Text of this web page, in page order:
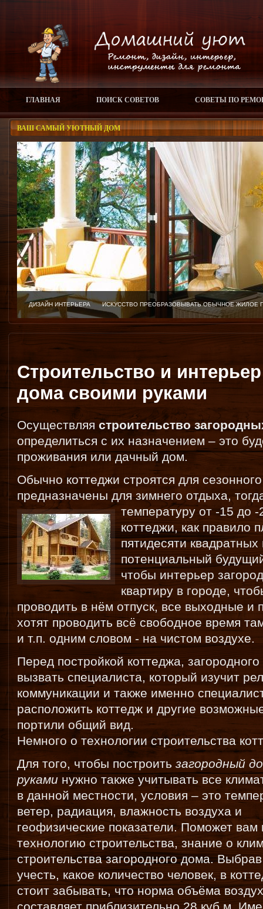
ГЛАВНАЯ ПОИСК СОВЕТОВ СОВЕТЫ ПО
ВАШ САМЫЙ УЮТНЫЙ ДОМ
ДИЗАЙН ИНТЕРЬЕРА ИСКУССТВО ПРЕОБРАЗОВЫВАТЬ ОБЫЧНОЕ
Строительство и
дома своими руками
Осуществляя строительство
определиться с их назначением – это
проживания или дачный дом.
Обычно коттеджи строятся для
предназначены для зимнего отдыха,
температуру от -15 до
коттеджи, как правило
пятидесяти
потенциальный
чтобы интерьер
квартиру в городе,
проводить в нём отпуск, все выходные и
хотят проводить всё свободное время
и т.п. одним словом - на чистом воздухе.
Перед постройкой коттеджа,
вызвать специалиста, который изучит
коммуникации и также именно
расположить коттедж и другие
портили общий вид.
Немного о технологии строительства
Для того, чтобы построить загородный
руками нужно также учитывать все
в данной местности, условия – это
ветер, радиация, влажность воздуха и
геофизические показатели. Поможет вам
технологию строительства, знание о
строительства загородного дома.
учесть, какое количество человек, в
стоит забывать, что норма объёма